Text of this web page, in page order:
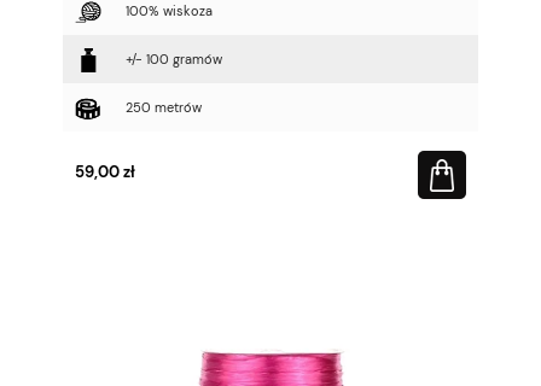
100% wiskoza
+/- 100 gramów
250 metrów
59,00 zł